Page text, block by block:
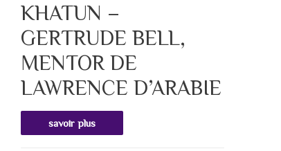
KHATUN –
GERTRUDE BELL,
MENTOR DE
LAWRENCE D’ARABIE
savoir plus